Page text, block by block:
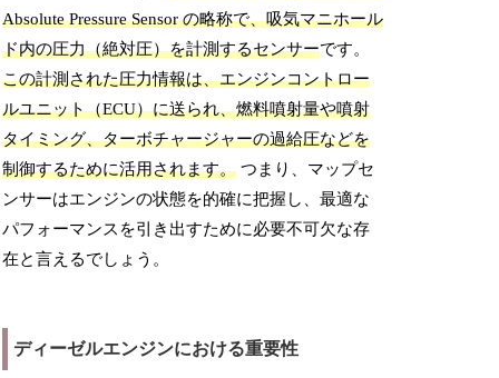
Absolute Pressure Sensor の略称で、吸気マニホール
ド内の圧力（絶対圧）を計測するセンサーです。
この計測された圧力情報は、エンジンコントロー
ルユニット（ECU）に送られ、燃料噴射量や噴射
タイミング、ターボチャージャーの過給圧などを
制御するために活用されます。 つまり、マップセ
ンサーはエンジンの状態を的確に把握し、最適な
パフォーマンスを引き出すために必要不可欠な存
在と言えるでしょう。
ディーゼルエンジンにおける重要性